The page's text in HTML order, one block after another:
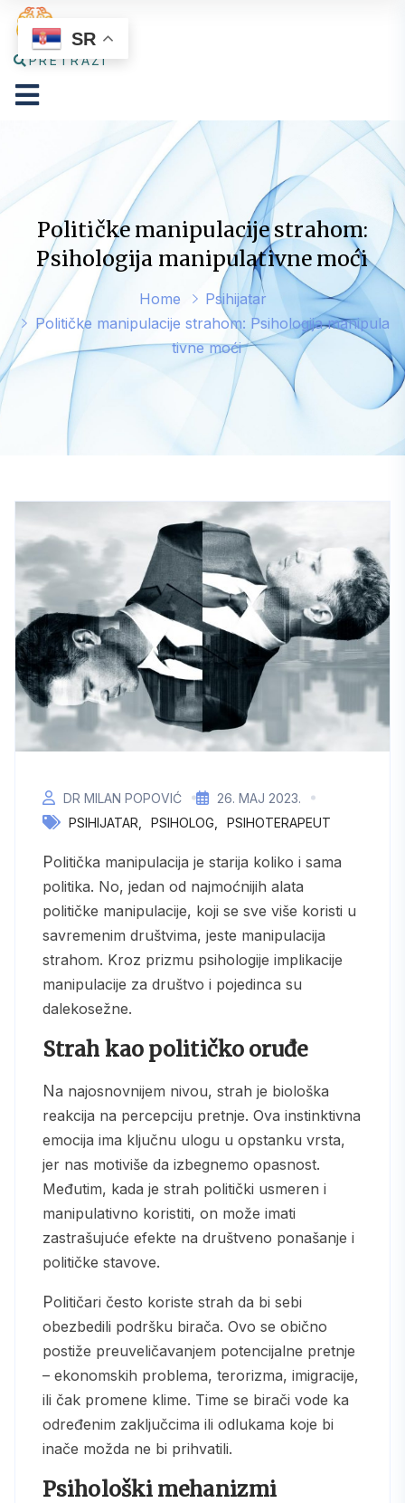
PRETRAŽI
Političke manipulacije strahom:
Psihologija manipulativne moći
Home
Psihijatar
Političke manipulacije strahom: Psihologija manipula
tivne moći
DR MILAN POPOVIĆ
26. МАЈ 2023.
PSIHIJATAR
PSIHOLOG PSIHOTERAPEUT
Politička manipulacija je starija koliko i sama
politika. No, jedan od najmoćnijih alata
političke manipulacije, koji se sve više koristi u
savremenim društvima, jeste manipulacija
strahom. Kroz prizmu psihologije implikacije
manipulacije za društvo i pojedinca su
dalekosežne.
Strah kao političko oruđe
Na najosnovnijem nivou, strah je biološka
reakcija na percepciju pretnje. Ova instinktivna
emocija ima ključnu ulogu u opstanku vrsta,
jer nas motiviše da izbegnemo opasnost.
Međutim, kada je strah politički usmeren i
manipulativno koristiti, on može imati
zastrašujuće efekte na društveno ponašanje i
političke stavove.
Političari često koriste strah da bi sebi
obezbedili podršku birača. Ovo se obično
postiže preuveličavanjem potencijalne pretnje
– ekonomskih problema, terorizma, imigracije,
ili čak promene klime. Time se birači vode ka
određenim zaključcima ili odlukama koje bi
inače možda ne bi prihvatili.
Psihološki mehanizmi
SR